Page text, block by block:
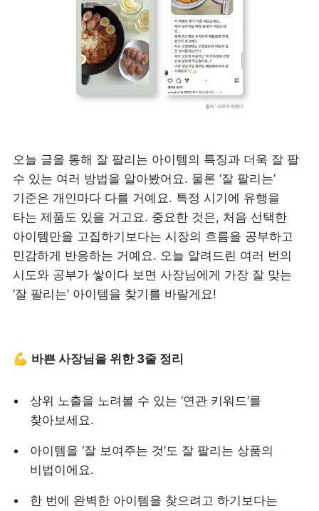
오늘 글을 통해 잘 팔리는 아이템의 특징과 더욱 잘 팔
수 있는 여러 방법을 알아봤어요. 물론 ‘잘 팔리는’
기준은 개인마다 다를 거예요. 특정 시기에 유행을
타는 제품도 있을 거고요. 중요한 것은, 처음 선택한
아이템만을 고집하기보다는 시장의 흐름을 공부하고
민감하게 반응하는 거예요. 오늘 알려드린 여러 번의
시도와 공부가 쌓이다 보면 사장님에게 가장 잘 맞는
‘잘 팔리는’ 아이템을 찾기를 바랄게요!
💪 바쁜 사장님을 위한 3줄 정리
상위 노출을 노려볼 수 있는 ‘연관 키워드’를
찾아보세요.
아이템을 ‘잘 보여주는 것’도 잘 팔리는 상품의
비법이에요.
한 번에 완벽한 아이템을 찾으려고 하기보다는